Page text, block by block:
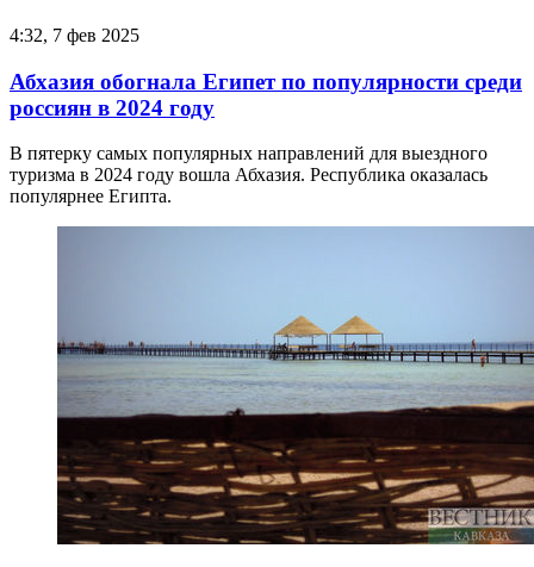
4:32, 7 фев 2025
Абхазия обогнала Египет по популярности среди
россиян в 2024 году
В пятерку самых популярных направлений для выездного
туризма в 2024 году вошла Абхазия. Республика оказалась
популярнее Египта.